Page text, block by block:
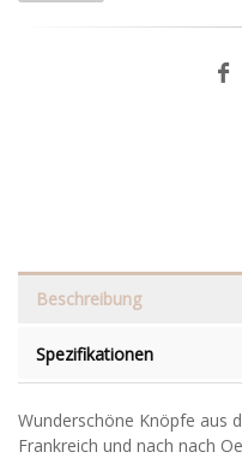
Beschreibung
Spezifikationen
Wunderschöne Knöpfe aus
Frankreich und nach nach